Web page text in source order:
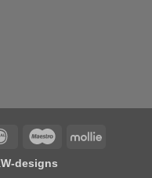
IDeal Maestro Mollie
designs